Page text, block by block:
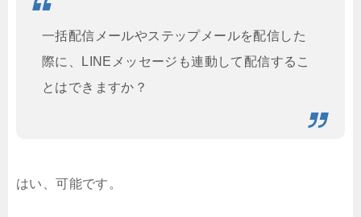
一括配信メールやステップメールを配信した
際に、LINEメッセージも連動して配信するこ
とはできますか？
はい、可能です。